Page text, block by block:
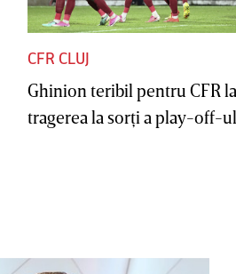
CFR CLUJ
Ghinion teribil pentru CFR la
tragerea la sorţi a play-off-